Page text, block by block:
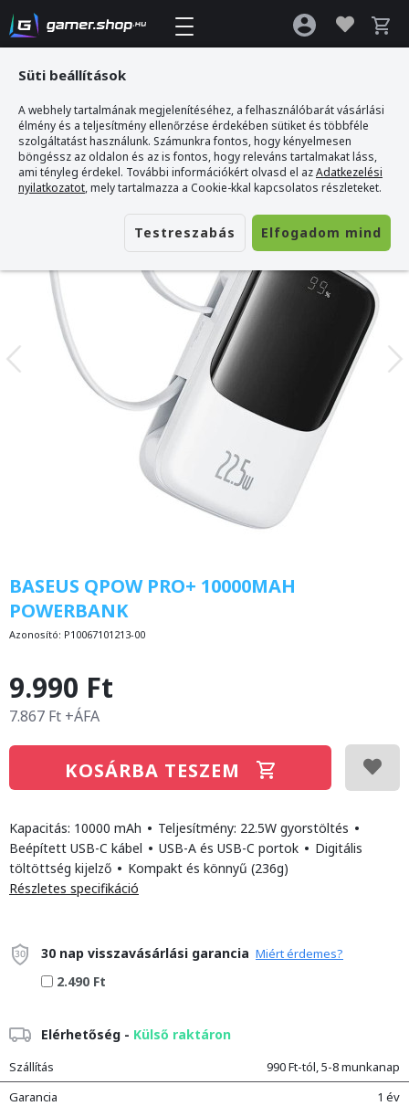
Gamer webshop >Baseus Qpow Pro+ 10000mAh Powerbank
BASEUS QPOW PRO+ 10000MAH
POWERBANK
Azonosító: P10067101213-00
9.990 Ft
7.867 Ft +ÁFA
KOSÁRBA TESZEM
Kapacitás: 10000 mAh • Teljesítmény: 22.5W gyorstöltés •
Beépített USB-C kábel • USB-A és USB-C portok • Digitális
töltöttség kijelző • Kompakt és könnyű (236g)
Részletes specifikáció
30 nap visszavásárlási garancia Miért érdemes?
2.490 Ft
Elérhetőség - Külső raktáron
Szállítás
990 Ft-tól, 5-8 munkanap
Garancia
1 év
Süti beállítások
A webhely tartalmának megjelenítéséhez, a felhasználóbarát vásárlási
élmény és a teljesítmény ellenőrzése érdekében sütiket és többféle
szolgáltatást használunk. Számunkra fontos, hogy kényelmesen
böngéssz az oldalon és az is fontos, hogy releváns tartalmakat láss,
ami tényleg érdekel. További információkért olvasd el azAdatkezelési
nyilatkozatot, mely tartalmazza a Cookie-kkal kapcsolatos részleteket.
Testreszabás Elfogadom mind